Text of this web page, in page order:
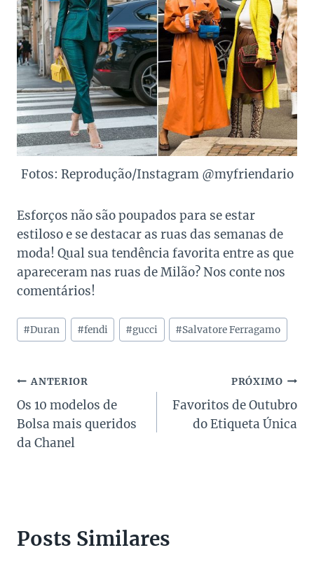
Fotos: Reprodução/Instagram @myfriendario
Esforços não são poupados para se estar
estiloso e se destacar as ruas das semanas de
moda! Qual sua tendência favorita entre as que
apareceram nas ruas de Milão? Nos conte nos
comentários!
Tags
do
#Duran #fendi #gucci #Salvatore Ferragamo
Navegação
de
Post
ANTERIOR
Os 10 modelos de
Bolsa mais queridos
da Chanel
PRÓXIMO
Favoritos de Outubro
do Etiqueta Única
Posts Similares